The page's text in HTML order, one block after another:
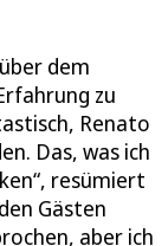
dem
zu
Renato
Das, was ich
resümiert
Gästen
aber ich